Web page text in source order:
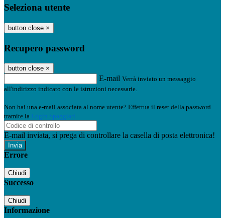
Seleziona utente
button close ×
Recupero password
button close ×
E-mail Verrà inviato un messaggio
all'indirizzo indicato con le istruzioni necessarie.
Non hai una e-mail associata al nome utente? Effettua il reset della password
tramite la Login Spaggiari
E-mail inviata, si prega di controllare la casella di posta elettronica!
Errore
Chiudi
Successo
Chiudi
Informazione